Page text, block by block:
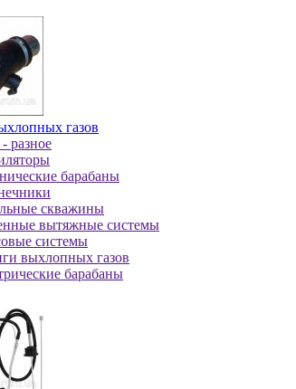
газов
разное
барабаны
скважины
вытяжные системы
системы
выхлопных газов
барабаны